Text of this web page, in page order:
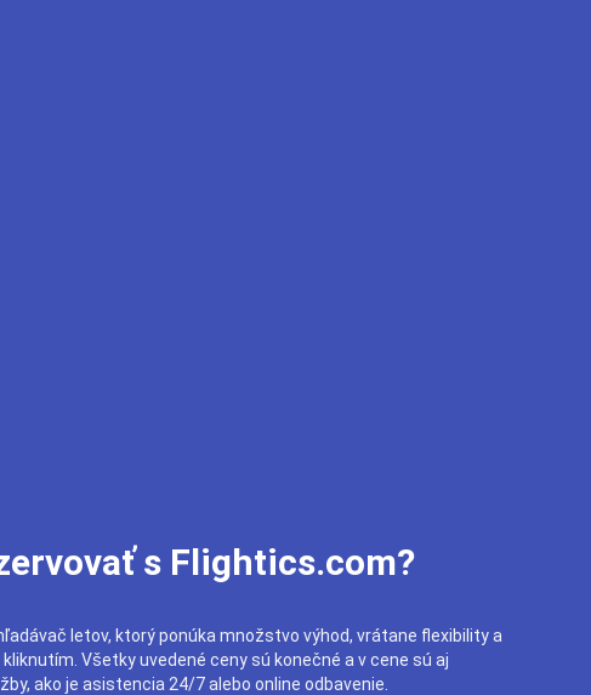
s Flightics.com?
letov, ktorý ponúka množstvo výhod, vrátane flexibility a
Všetky uvedené ceny sú konečné a v cene sú aj
ako je asistencia 24/7 alebo online odbavenie.